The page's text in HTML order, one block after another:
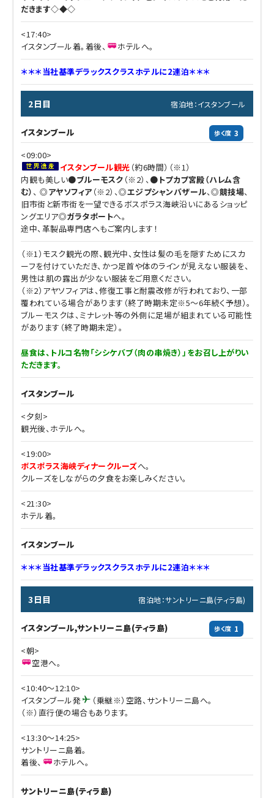
だきます◇◆◇
<17:40>
イスタンブール着。着後、
ホテルへ。
＊＊＊当社基準デラックスクラスホテルに2連泊＊＊＊
2日目 宿泊地：イスタンブール
歩く度 3
イスタンブール
<09:00>
イスタンブール観光 （約6時間）（※1）
内観も美しい●ブルーモスク （※2）、● トプカプ宮殿（ハレム含
む） 、 ◎アヤソフィア（※2）、◎エジプシャンバザール、◎競技場、
旧市街と新市街を一望できるボスポラス海峡沿いにあるショッピ
ングエリア◎ガラタポートへ。
途中、革製品専門店へもご案内します！
（※1）モスク観光の際、観光中、女性は髪の毛を隠すためにスカ
ーフを付けていただき、かつ足首や体のラインが見えない服装を、
男性は肌の露出が少ない服装をご用意ください。
（※2）アヤソフィアは、修復工事と耐震改修が行われており、一部
覆われている場合があります（終了時期未定※5～6年続く予想）。
ブルーモスクは、ミナレット等の外側に足場が組まれている可能性
があります（終了時期未定）。
昼食は、トルコ名物「シシケバブ（肉の串焼き）」をお召し上がりい
ただきます。
イスタンブール
<夕刻>
観光後、ホテルへ。
<19:00>
ボスポラス海峡ディナークルーズへ。
クルーズをしながらの夕食をお楽しみください。
<21:30>
ホテル着。
イスタンブール
＊＊＊当社基準デラックスクラスホテルに2連泊＊＊＊
3日目 宿泊地：サントリーニ島(ティラ島)
歩く度 1
イスタンブール,サントリーニ島(ティラ島)
<朝>
空港へ。
<10:40～12:10>
イスタンブール発
（乗継※）空路、サントリーニ島へ。
（※）直行便の場合もあります。
<13:30～14:25>
サントリーニ島着。
着後、
ホテルへ。
サントリーニ島(ティラ島)